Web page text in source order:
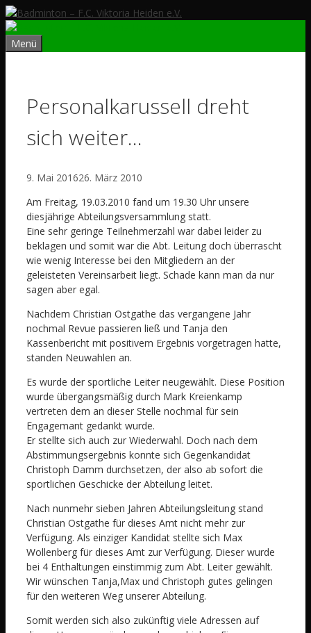
Zum
Inhalt
springen
Menü
Personalkarussell dreht
sich weiter…
9. Mai 201626. März 2010
Am Freitag, 19.03.2010 fand um 19.30 Uhr unsere
diesjährige Abteilungsversammlung statt.
Eine sehr geringe Teilnehmerzahl war dabei leider zu
beklagen und somit war die Abt. Leitung doch überrascht
wie wenig Interesse bei den Mitgliedern an der
geleisteten Vereinsarbeit liegt. Schade kann man da nur
sagen aber egal.
Nachdem Christian Ostgathe das vergangene Jahr
nochmal Revue passieren ließ und Tanja den
Kassenbericht mit positivem Ergebnis vorgetragen hatte,
standen Neuwahlen an.
Es wurde der sportliche Leiter neugewählt. Diese Position
wurde übergangsmäßig durch Mark Kreienkamp
vertreten dem an dieser Stelle nochmal für sein
Engagemant gedankt wurde.
Er stellte sich auch zur Wiederwahl. Doch nach dem
Abstimmungsergebnis konnte sich Gegenkandidat
Christoph Damm durchsetzen, der also ab sofort die
sportlichen Geschicke der Abteilung leitet.
Nach nunmehr sieben Jahren Abteilungsleitung stand
Christian Ostgathe für dieses Amt nicht mehr zur
Verfügung. Als einziger Kandidat stellte sich Max
Wollenberg für dieses Amt zur Verfügung. Dieser wurde
bei 4 Enthaltungen einstimmig zum Abt. Leiter gewählt.
Wir wünschen Tanja,Max und Christoph gutes gelingen
für den weiteren Weg unserer Abteilung.
Somit werden sich also zukünftig viele Adressen auf